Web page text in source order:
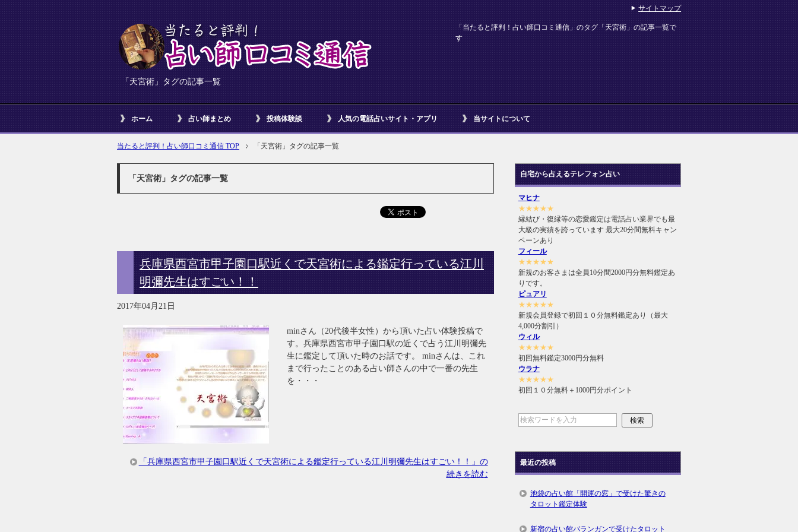
「天宮術」タグの記事一覧
「当たると評判！占い師口コミ通信」のタグ「天宮術」の記事一覧で
す
ホーム 占い師まとめ 投稿体験談 人気の電話占いサイト・アプリ 当サイトについて
当たると評判！占い師口コミ通信 TOP 「天宮術」タグの記事一覧
「天宮術」タグの記事一覧
兵庫県西宮市甲子園口駅近くで天宮術による鑑定行っている江川
明彌先生はすごい！！
2017年04月21日
minさん（20代後半女性）から頂いた占い体験投稿で
す。兵庫県西宮市甲子園口駅の近くで占う江川明彌先
生に鑑定して頂いた時のお話です。 minさんは、これ
まで行ったことのある占い師さんの中で一番の先生
を・・・
「兵庫県西宮市甲子園口駅近くで天宮術による鑑定行っている江川明彌先生はすごい！！」の
続きを読む
自宅から占えるテレフォン占い
マヒナ
★★★★★
縁結び・復縁等の恋愛鑑定は電話占い業界でも最
大級の実績を誇っています 最大20分間無料キャン
ペーンあり
フィール
★★★★★
新規のお客さまは全員10分間2000円分無料鑑定あ
りです。
ピュアリ
★★★★★
新規会員登録で初回１０分無料鑑定あり（最大
4,000分割引）
ウィル
★★★★★
初回無料鑑定3000円分無料
ウラナ
★★★★★
初回１０分無料＋1000円分ポイント
最近の投稿
池袋の占い館「開運の窓」で受けた驚きの
タロット鑑定体験
新宿の占い館バランガンで受けたタロット
サイトマップ